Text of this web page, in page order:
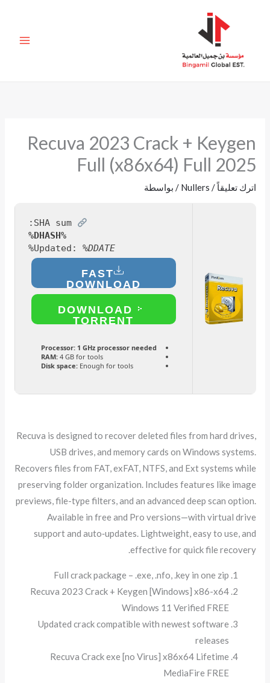
Recuva 2023 Crack + Keygen
Full (x86x64) Full 2025
اترك تعليقاً/
Nullers / بواسطة
SHA sum:
%DHASH%
Updated: %DDATE%
FAST
DOWNLOAD
DOWNLOAD
TORRENT
Processor:1 GHz processor needed
RAM:4 GB for tools
Disk space:Enough for tools
Recuva is designed to recover deleted files from hard drives,
USB drives, and memory cards on Windows systems.
Recovers files from FAT, exFAT, NTFS, and Ext systems while
preserving folder organization. Includes features like image
previews, file-type filters, and an advanced deep scan option.
Available in free and Pro versions—with virtual drive
support and auto‑updates. Lightweight, easy to use, and
effective for quick file recovery.
Full crack package – .exe, .nfo, .key in one zip
Recuva 2023 Crack + Keygen [Windows] x86-x64
Windows 11 Verified FREE
Updated crack compatible with newest software
releases
Recuva Crack exe [no Virus] x86x64 Lifetime
MediaFire FREE